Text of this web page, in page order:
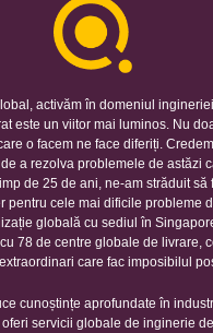
activăm în domeniul
este un viitor mai luminos. Nu
o facem ne face diferiți.
a rezolva problemele de astăzi
de 25 de ani, ne-am străduit să
pentru cele mai dificile probleme
globală cu sediul în
78 de centre globale de livrare,
care fac imposibilul
cunoștințe aprofundate în
servicii globale de inginerie